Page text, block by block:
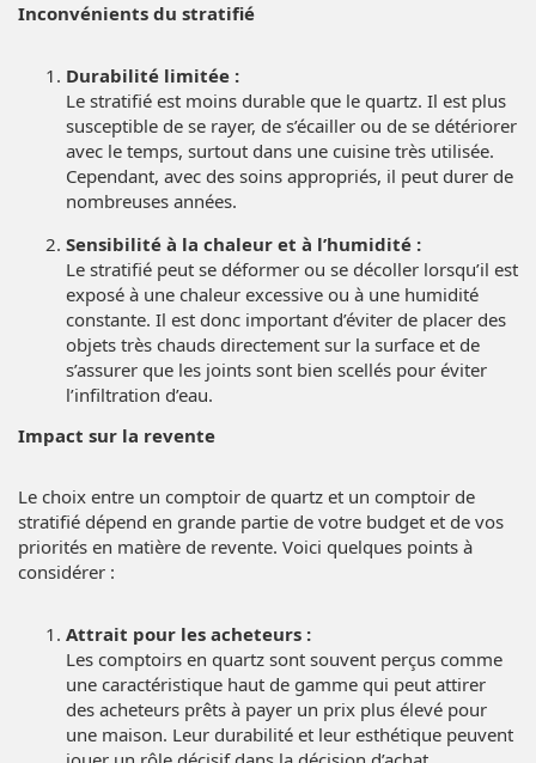
Inconvénients du stratifié
Durabilité limitée :
Le stratifié est moins durable que le quartz. Il est plus
susceptible de se rayer, de s’écailler ou de se détériorer
avec le temps, surtout dans une cuisine très utilisée.
Cependant, avec des soins appropriés, il peut durer de
nombreuses années.
Sensibilité à la chaleur et à l’humidité :
Le stratifié peut se déformer ou se décoller lorsqu’il est
exposé à une chaleur excessive ou à une humidité
constante. Il est donc important d’éviter de placer des
objets très chauds directement sur la surface et de
s’assurer que les joints sont bien scellés pour éviter
l’infiltration d’eau.
Impact sur la revente
Le choix entre un comptoir de quartz et un comptoir de
stratifié dépend en grande partie de votre budget et de vos
priorités en matière de revente. Voici quelques points à
considérer :
Attrait pour les acheteurs :
Les comptoirs en quartz sont souvent perçus comme
une caractéristique haut de gamme qui peut attirer
des acheteurs prêts à payer un prix plus élevé pour
une maison. Leur durabilité et leur esthétique peuvent